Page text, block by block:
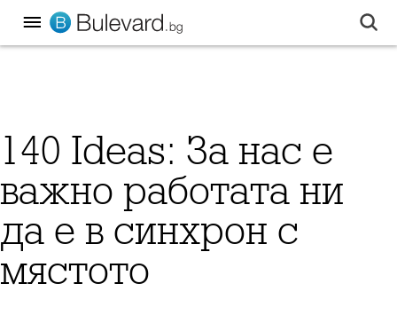
140 Ideas: За нас е
важно работата ни
да е в синхрон с
мястото